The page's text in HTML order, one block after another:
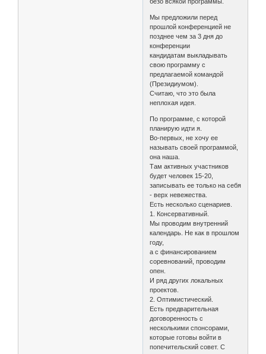
Мы предложили перед
прошлой конференцией не
позднее чем за 3 дня до
конференции
кандидатам выкладывать
свою программу с
предлагаемой командой
(Президиумом).
Считаю, что это была
неплохая идея.
По программе, с которой
планирую идти я.
Во-первых, не хочу ее
называть своей программой,
она наша.
Там активных участников
будет человек 15-20,
записывать ее только на себя
- верх невежества.
Есть несколько сценариев.
1. Консервативный.
Мы проводим внутренний
календарь. Не как в прошлом
году,
а с финансированием
соревнований, проводим
опен.
И ряд других локальных
проектов.
2. Оптимистический.
Есть предварительная
договоренность с
несколькими спонсорами,
которые готовы войти в
попечительский совет. С